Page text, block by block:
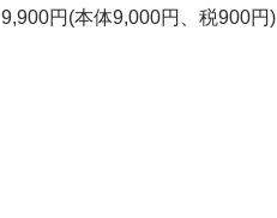
9,900円(本体9,000円、税900円)